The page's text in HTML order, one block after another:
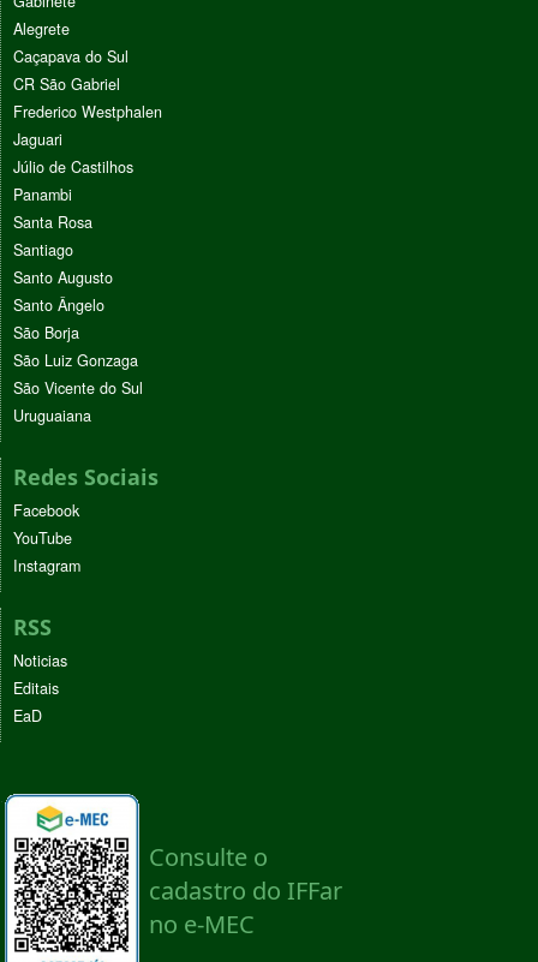
Alegrete
Caçapava do Sul
CR São Gabriel
Frederico Westphalen
Jaguari
Júlio de Castilhos
Panambi
Santa Rosa
Santiago
Santo Augusto
Santo Ângelo
São Borja
São Luiz Gonzaga
São Vicente do Sul
Uruguaiana
Redes Sociais
Facebook
YouTube
Instagram
RSS
Noticias
Editais
EaD